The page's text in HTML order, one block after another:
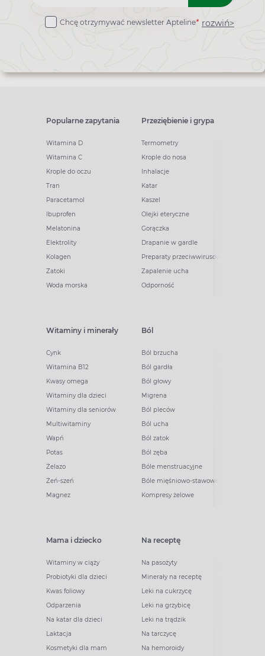
do
Chcę otrzymywać newsletter Apteline* rozwiń>
Popularne zapytania
Witamina D
Witamina C
Krople do oczu
Tran
Paracetamol
Ibuprofen
Melatonina
Elektrolity
Kolagen
Zatoki
Woda morska
Przeziębienie i grypa
Termometry
Krople do nosa
Inhalacje
Katar
Kaszel
Olejki eteryczne
Gorączka
Drapanie w gardle
Preparaty przeciwwirusowe
Zapalenie ucha
Odporność
Witaminy i minerały
Cynk
Witamina B12
Kwasy omega
Witaminy dla dzieci
Witaminy dla seniorów
Multiwitaminy
Wapń
Potas
Żelazo
Żeń-szeń
Magnez
Ból
Ból brzucha
Ból gardła
Ból głowy
Migrena
Ból pleców
Ból ucha
Ból zatok
Ból zęba
Bóle menstruacyjne
Bóle mięśniowo-stawowe
Kompresy żelowe
Mama i dziecko
Witaminy w ciąży
Probiotyki dla dzieci
Kwas foliowy
Odparzenia
Na katar dla dzieci
Laktacja
Kosmetyki dla mam
Na receptę
Na pasożyty
Minerały na receptę
Leki na cukrzycę
Leki na grzybicę
Leki na trądzik
Na tarczycę
Na hemoroidy